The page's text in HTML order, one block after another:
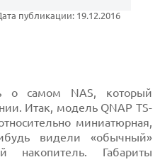
публикации: 19.12.2016
о самом NAS, который
Итак, модель QNAP TS-
миниатюрная,
видели «обычный»
накопитель. Габариты